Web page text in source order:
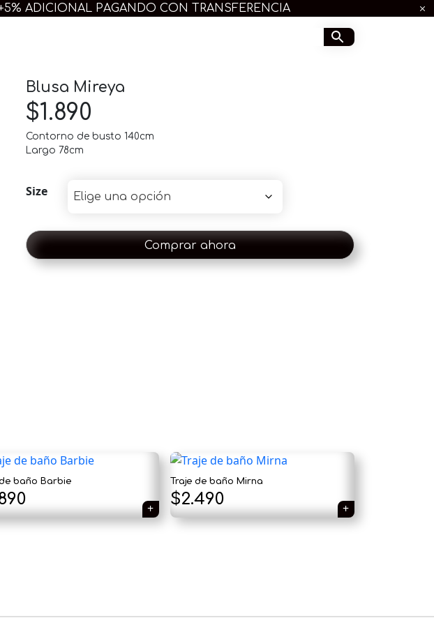
ADICIONAL PAGANDO CON TRANSFERENCIA
Blusa Mireya
$1.890
Contorno de busto 140cm
Largo 78cm
Size
Comprar ahora
baño Barbie Traje de baño Mirna
$2.490
Tu carrito está vacío.
Agregá un producto y aparecerá acá